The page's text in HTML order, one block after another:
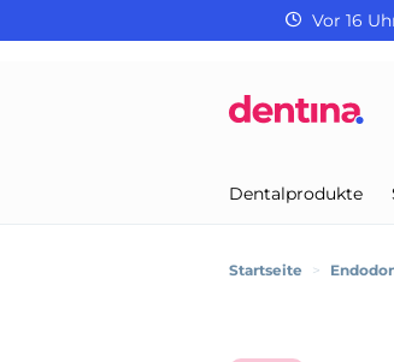
Vor 16
Dentalprodukte
Startseite >